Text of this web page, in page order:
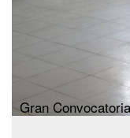
Gran